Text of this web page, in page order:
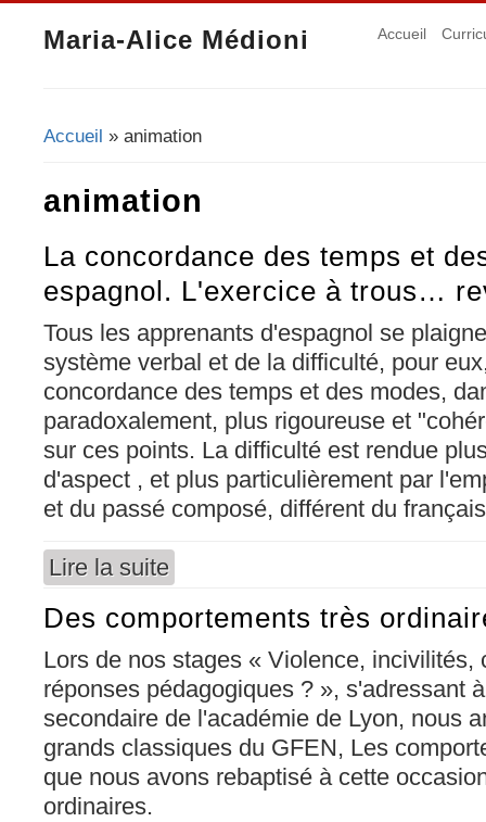
Maria-Alice Médioni Accueil
Vous êtes ici
Accueil » animation
animation
La concordance des temps et
espagnol. L'exercice à trous…
Tous les apprenants d'espagnol se
système verbal et de la difficulté, pour
concordance des temps et des modes,
paradoxalement, plus rigoureuse et
sur ces points. La difficulté est rendue
d'aspect , et plus particulièrement par
et du passé composé, différent du
Lire la suite
Des comportements très
Lors de nos stages « Violence, incivilités,
réponses pédagogiques ? », s'adressant
secondaire de l'académie de Lyon, nous
grands classiques du GFEN, Les
que nous avons rebaptisé à cette
ordinaires.